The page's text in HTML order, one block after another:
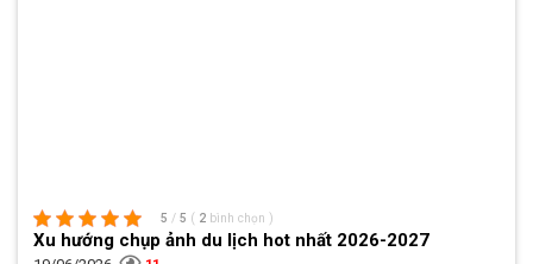
5 / 5 ( 2 bình chọn )
Xu hướng chụp ảnh du lịch hot nhất 2026-2027